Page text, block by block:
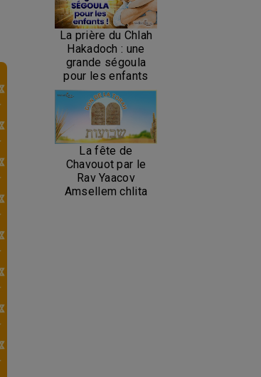
La prière du Chlah
Hakadoch : une
grande ségoula
pour les enfants
La fête de
Chavouot par le
Rav Yaacov
Amsellem chlita